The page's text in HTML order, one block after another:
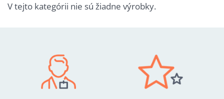
V tejto kategórii nie sú žiadne výrobky.